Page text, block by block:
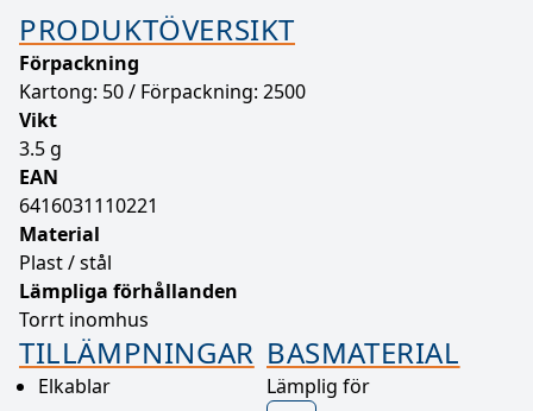
PRODUKTÖVERSIKT
Förpackning
Kartong: 50 / Förpackning: 2500
Vikt
3.5 g
EAN
6416031110221
Material
Plast / stål
Lämpliga förhållanden
Torrt inomhus
TILLÄMPNINGAR
Elkablar
BASMATERIAL
Lämplig för